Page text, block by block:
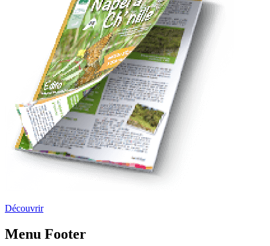
Découvrir
Menu Footer